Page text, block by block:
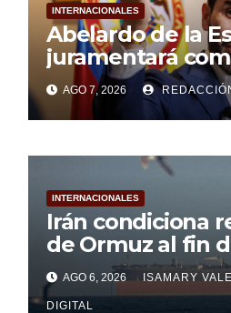
INTERNACIONALES
Abelardo de la
juramentará
presidente de
AGO 7, 2026
INTERNACIONALES
Irán condiciona
de Ormuz al fin
de Estados
AGO 6, 2026 ISAMARY
DIGITAL